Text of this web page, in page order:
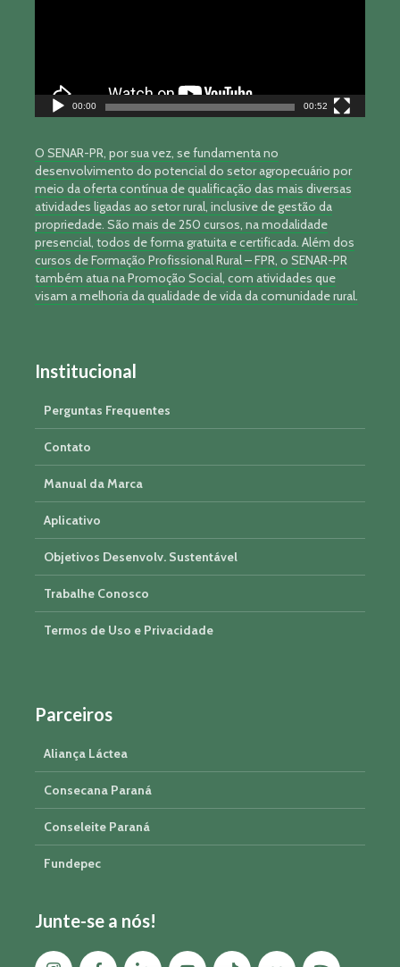
00:00 00:52
O SENAR-PR, por sua vez, se fundamenta no
desenvolvimento do potencial do setor agropecuário por
meio da oferta contínua de qualificação das mais diversas
atividades ligadas ao setor rural, inclusive de gestão da
propriedade. São mais de 250 cursos, na modalidade
presencial, todos de forma gratuita e certificada. Além dos
cursos de Formação Profissional Rural – FPR, o SENAR-PR
também atua na Promoção Social, com atividades que
visam a melhoria da qualidade de vida da comunidade rural.
Institucional
Perguntas Frequentes
Contato
Manual da Marca
Aplicativo
Objetivos Desenvolv. Sustentável
Trabalhe Conosco
Termos de Uso e Privacidade
Parceiros
Aliança Láctea
Consecana Paraná
Conseleite Paraná
Fundepec
Junte-se a nós!